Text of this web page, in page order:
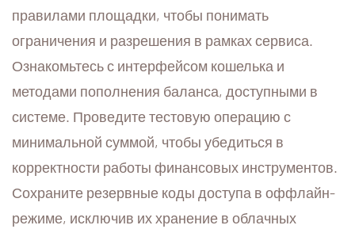
правилами площадки, чтобы понимать
ограничения и разрешения в рамках сервиса.
Ознакомьтесь с интерфейсом кошелька и
методами пополнения баланса, доступными в
системе. Проведите тестовую операцию с
минимальной суммой, чтобы убедиться в
корректности работы финансовых инструментов.
Сохраните резервные коды доступа в оффлайн-
режиме, исключив их хранение в облачных